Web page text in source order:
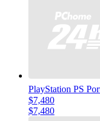
PlayStation PS
$7,480
$7,480